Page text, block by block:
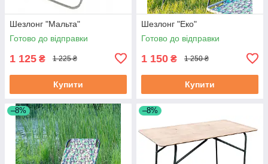
Шезлонг "Мальта"
Готово до відправки
1 125 ₴ 1 225 ₴
Купити
Шезлонг "Еко"
Готово до відправки
1 150 ₴ 1 250 ₴
Купити
–8% –8%